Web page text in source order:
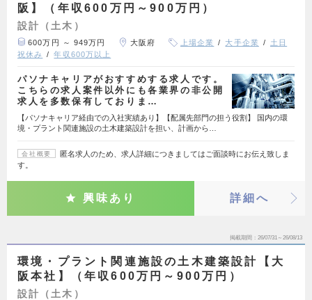
阪】（年収600万円～900万円）
設計（土木）
600万円 ～ 949万円 大阪府 上場企業 大手企業
土日
祝休み
年収600万以上
パソナキャリアがおすすめする求人です。
こちらの求人案件以外にも各業界の非公開
求人を多数保有しておりま…
【パソナキャリア経由での入社実績あり】【配属先部門の担う役割】 国内の環
境・プラント関連施設の土木建築設計を担い、計画から…
会社概要
匿名求人のため、求人詳細につきましてはご面談時にお伝え致しま
す。
興味あり 詳細へ
掲載期間 26/07/31～26/08/13
環境・プラント関連施設の土木建築設計【大
阪本社】（年収600万円～900万円）
設計（土木）